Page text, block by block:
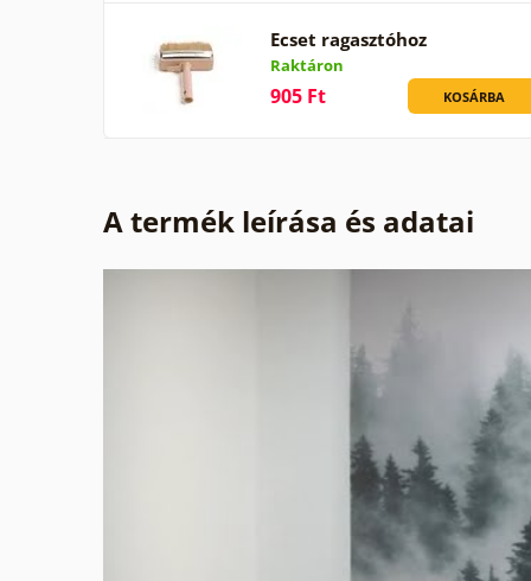
Ecset ragasztóhoz
Raktáron
905 Ft KOSÁRBA
A termék leírása és adatai